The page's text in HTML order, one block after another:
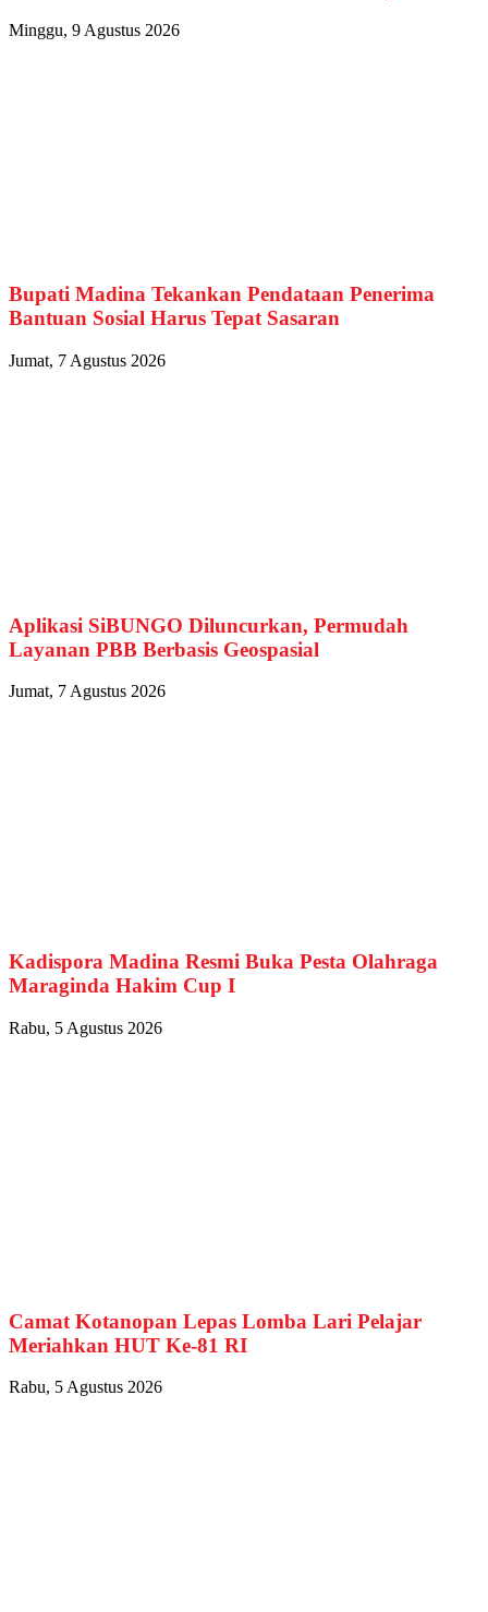
Minggu, 9 Agustus 2026
Bupati Madina Tekankan Pendataan Penerima
Bantuan Sosial Harus Tepat Sasaran
Jumat, 7 Agustus 2026
Aplikasi SiBUNGO Diluncurkan, Permudah
Layanan PBB Berbasis Geospasial
Jumat, 7 Agustus 2026
Kadispora Madina Resmi Buka Pesta Olahraga
Maraginda Hakim Cup I
Rabu, 5 Agustus 2026
Camat Kotanopan Lepas Lomba Lari Pelajar
Meriahkan HUT Ke-81 RI
Rabu, 5 Agustus 2026